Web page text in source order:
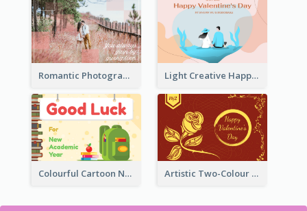
Romantic Photography Greeting Card Light Creative Happy Valentine's Day Greeting Card
Colourful Cartoon New Academic Year Greeting Card Artistic Two-Colour Valentine's Day Greeting Card